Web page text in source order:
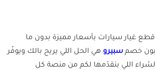
غيار سيارات بأسعار مميزة بدون ما
خصم سبيرو هي الحل اللي يريح بالك ويوفّر
اللي بنقدّمها لكم من منصة كل